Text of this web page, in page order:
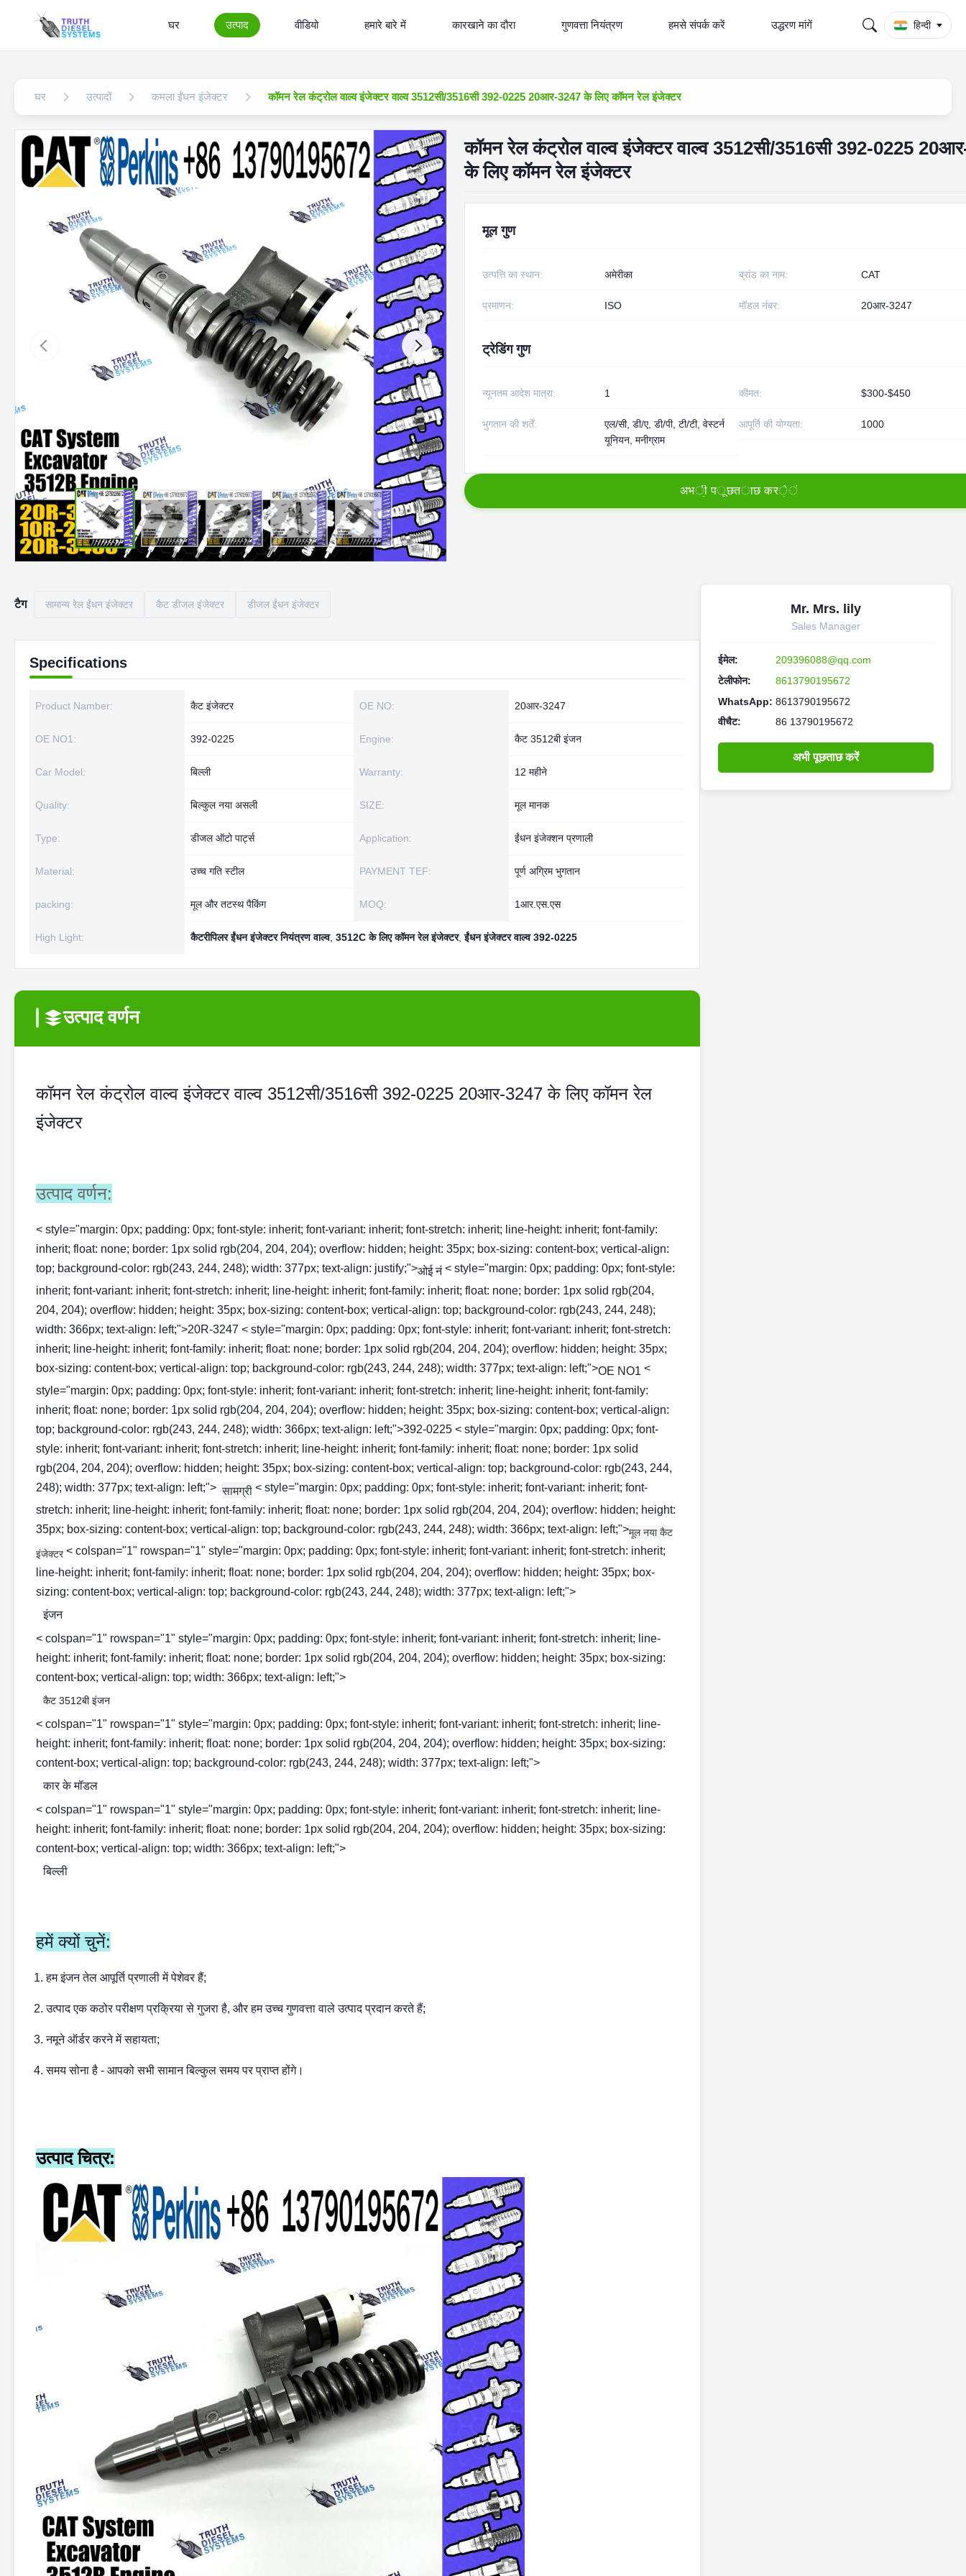
घर उत्पाद वीडियो हमारे बारे में कारखाने का दौरा गुणवत्ता नियंत्रण हमसे संपर्क करें उद्धरण मांगें हिन्दी
घर उत्पादों कमला ईंधन इंजेक्टर कॉमन रेल कंट्रोल वाल्व इंजेक्टर वाल्व 3512सी/3516सी 392-0225 20आर-3247 के लिए कॉमन रेल इंजेक्टर
कॉमन रेल कंट्रोल वाल्व इंजेक्टर वाल्व 3512सी/3516सी 392-0225
के लिए कॉमन रेल इंजेक्टर
मूल गुण
उत्पत्ति का स्थान: अमेरीका ब्रांड का नाम: CAT
प्रमाणन: ISO मॉडल नंबर: 20आर-3247
ट्रेडिंग गुण
न्यूनतम आदेश मात्रा: 1 कीमत: $300-$450
भुगतान की शर्तें:
एल/सी, डी/ए, डी/पी, टी/टी, वेस्टर्न
यूनियन, मनीग्राम
आपूर्ति की योग्यता: 1000
अभी पूछताछ करें
टैग सामान्य रेल ईंधन इंजेक्टर कैट डीजल इंजेक्टर डीजल ईंधन इंजेक्टर
Specifications
Product Namber: कैट इंजेक्टर OE NO: 20आर-3247
OE NO1: 392-0225 Engine: कैट 3512बी इंजन
Car Model: बिल्ली Warranty: 12 महीने
Quality: बिल्कुल नया असली SIZE: मूल मानक
Type: डीजल ऑटो पार्ट्स Application: ईंधन इंजेक्शन प्रणाली
Material: उच्च गति स्टील PAYMENT TEF: पूर्ण अग्रिम भुगतान
packing: मूल और तटस्थ पैकिंग MOQ: 1आर.एस.एस
High Light: कैटरीपिलर ईंधन इंजेक्टर नियंत्रण वाल्व, 3512C के लिए कॉमन रेल इंजेक्टर,ईंधन इंजेक्टर वाल्व 392-0225
उत्पाद वर्णन
कॉमन रेल कंट्रोल वाल्व इंजेक्टर वाल्व 3512सी/3516सी 392-0225 20आर-3247 के लिए कॉमन रेल
इंजेक्टर
उत्पाद वर्णन:
< style="margin: 0px; padding: 0px; font-style: inherit; font-variant: inherit; font-stretch: inherit; line-height: inherit; font-family:
inherit; float: none; border: 1px solid rgb(204, 204, 204); overflow: hidden; height: 35px; box-sizing: content-box; vertical-align:
top; background-color: rgb(243, 244, 248); width: 377px; text-align: justify;">ओई नं< style="margin: 0px; padding: 0px; font-style:
inherit; font-variant: inherit; font-stretch: inherit; line-height: inherit; font-family: inherit; float: none; border: 1px solid rgb(204,
204, 204); overflow: hidden; height: 35px; box-sizing: content-box; vertical-align: top; background-color: rgb(243, 244, 248);
width: 366px; text-align: left;">20R-3247 < style="margin: 0px; padding: 0px; font-style: inherit; font-variant: inherit; font-stretch:
inherit; line-height: inherit; font-family: inherit; float: none; border: 1px solid rgb(204, 204, 204); overflow: hidden; height: 35px;
box-sizing: content-box; vertical-align: top; background-color: rgb(243, 244, 248); width: 377px; text-align: left;">OE NO1 <
style="margin: 0px; padding: 0px; font-style: inherit; font-variant: inherit; font-stretch: inherit; line-height: inherit; font-family:
inherit; float: none; border: 1px solid rgb(204, 204, 204); overflow: hidden; height: 35px; box-sizing: content-box; vertical-align:
top; background-color: rgb(243, 244, 248); width: 366px; text-align: left;">392-0225 < style="margin: 0px; padding: 0px; font-
style: inherit; font-variant: inherit; font-stretch: inherit; line-height: inherit; font-family: inherit; float: none; border: 1px solid
rgb(204, 204, 204); overflow: hidden; height: 35px; box-sizing: content-box; vertical-align: top; background-color: rgb(243, 244,
248); width: 377px; text-align: left;">सामग्री < style="margin: 0px; padding: 0px; font-style: inherit; font-variant: inherit; font-
stretch: inherit; line-height: inherit; font-family: inherit; float: none; border: 1px solid rgb(204, 204, 204); overflow: hidden; height:
35px; box-sizing: content-box; vertical-align: top; background-color: rgb(243, 244, 248); width: 366px; text-align: left;">मूल नया कैट
इंजेक्टर< colspan="1" rowspan="1" style="margin: 0px; padding: 0px; font-style: inherit; font-variant: inherit; font-stretch: inherit;
line-height: inherit; font-family: inherit; float: none; border: 1px solid rgb(204, 204, 204); overflow: hidden; height: 35px; box-
sizing: content-box; vertical-align: top; background-color: rgb(243, 244, 248); width: 377px; text-align: left;">
इंजन
< colspan="1" rowspan="1" style="margin: 0px; padding: 0px; font-style: inherit; font-variant: inherit; font-stretch: inherit; line-
height: inherit; font-family: inherit; float: none; border: 1px solid rgb(204, 204, 204); overflow: hidden; height: 35px; box-sizing:
content-box; vertical-align: top; width: 366px; text-align: left;">
कैट 3512बी इंजन
< colspan="1" rowspan="1" style="margin: 0px; padding: 0px; font-style: inherit; font-variant: inherit; font-stretch: inherit; line-
height: inherit; font-family: inherit; float: none; border: 1px solid rgb(204, 204, 204); overflow: hidden; height: 35px; box-sizing:
content-box; vertical-align: top; background-color: rgb(243, 244, 248); width: 377px; text-align: left;">
कार के मॉडल
< colspan="1" rowspan="1" style="margin: 0px; padding: 0px; font-style: inherit; font-variant: inherit; font-stretch: inherit; line-
height: inherit; font-family: inherit; float: none; border: 1px solid rgb(204, 204, 204); overflow: hidden; height: 35px; box-sizing:
content-box; vertical-align: top; width: 366px; text-align: left;">
बिल्ली
हमें क्यों चुनें:
1. हम इंजन तेल आपूर्ति प्रणाली में पेशेवर हैं;
2. उत्पाद एक कठोर परीक्षण प्रक्रिया से गुजरा है, और हम उच्च गुणवत्ता वाले उत्पाद प्रदान करते हैं;
3. नमूने ऑर्डर करने में सहायता;
4. समय सोना है - आपको सभी सामान बिल्कुल समय पर प्राप्त होंगे।
उत्पाद चित्र:
Mr. Mrs. lily
Sales Manager
ईमेल:
209396088@qq.com
टेलीफोन:
8613790195672
WhatsApp: 8613790195672
वीचैट:
86 13790195672
अभी पूछताछ करें